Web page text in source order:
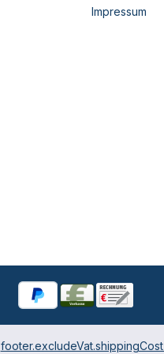
Impressum
footer.excludeVat.shippingCost